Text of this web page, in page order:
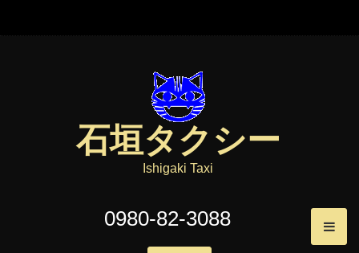
石垣タクシー
Ishigaki Taxi
0980-82-3088